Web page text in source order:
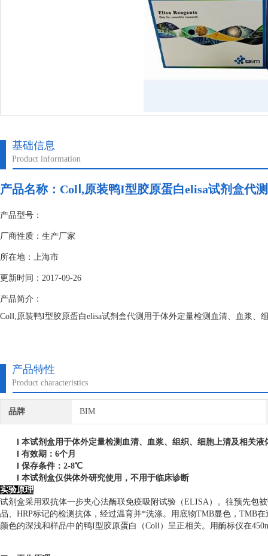
基础信息
Product information
产品名称： ColⅠ,原装鸭I型胶原蛋白elisa试剂盒代测
产品型号：
厂商性质：生产厂家
所在地：上海市
更新时间：2017-09-26
产品简介：
ColⅠ,原装鸭I型胶原蛋白elisa试剂盒代测用于体外定量检测血清、血浆
产品特性
Product characteristics
品牌 BIM
l 本试剂盒用于体外定量检测血清、血浆、组织、细胞上清及相关液
l 有效期：6个月
l 保存条件： 2-8℃
l 本试剂盒仅供体外研究使用，不用于临床诊断
实验原理
试剂盒采用双抗体一步夹心法酶联免疫吸附试验（ELISA）。往预先包
品、HRP标记的检测抗体，经过温育并*洗涤。用底物TMB显色，TMB
颜色的深浅和样品中的鸭I型胶原蛋白（ColⅠ）呈正相关。用酶标仪在